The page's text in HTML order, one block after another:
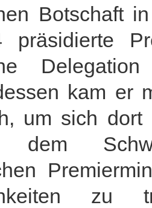
Botschaft
präsidierte
kam er
um sich dort
dem
zu